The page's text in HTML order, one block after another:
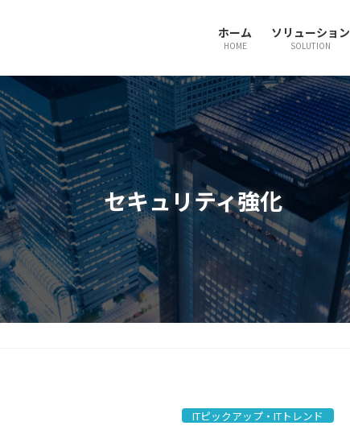
ホーム
HOME
ソリューション
SOLUTION
セキュリティ強化
ITピックアップ・ITトレンド